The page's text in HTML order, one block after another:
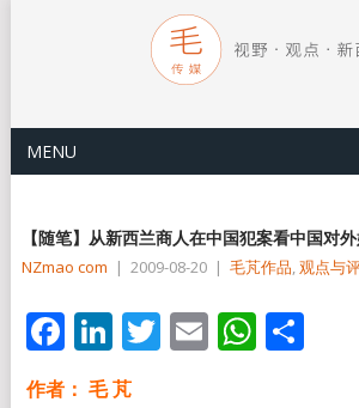
MENU
【随笔】从新西兰商人在中国犯案看中国对
NZmao com | 2009-08-20 | 毛芃作品,观点与
Facebook
LinkedIn
Twitter
Email分
作者： 毛芃